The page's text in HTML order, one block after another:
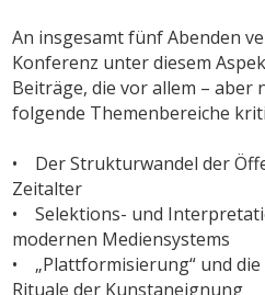
An insgesamt fünf Abenden
Konferenz unter diesem
Beiträge, die vor allem – aber
folgende Themenbereiche
• Der Strukturwandel der
Zeitalter
• Selektions- und
modernen Mediensystems
• „Plattformisierung“ und
Rituale der Kunstaneignung